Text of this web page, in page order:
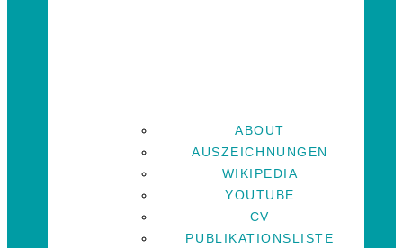
ABOUT
AUSZEICHNUNGEN
WIKIPEDIA
YOUTUBE
CV
PUBLIKATIONSLISTE